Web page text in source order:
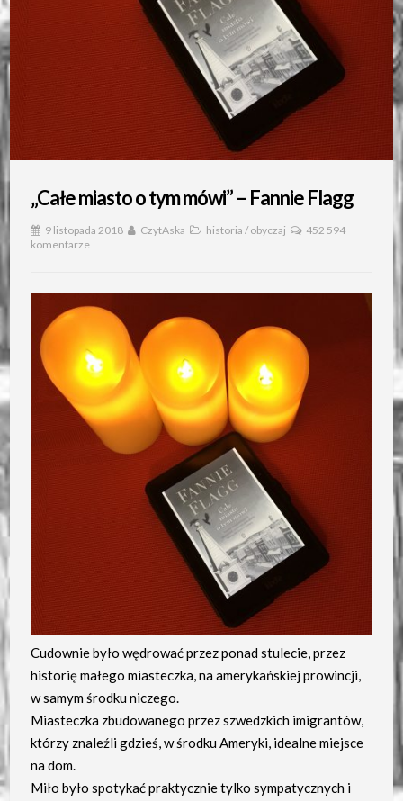
„Całe miasto o tym mówi” – Fannie Flagg
9 listopada 2018 CzytAska historia /obyczaj
452 594
komentarze
Cudownie było wędrować przez ponad stulecie, przez
historię małego miasteczka, na amerykańskiej prowincji,
w samym środku niczego.
Miasteczka zbudowanego przez szwedzkich imigrantów,
którzy znaleźli gdzieś, w środku Ameryki, idealne miejsce
na dom.
Miło było spotykać praktycznie tylko sympatycznych i